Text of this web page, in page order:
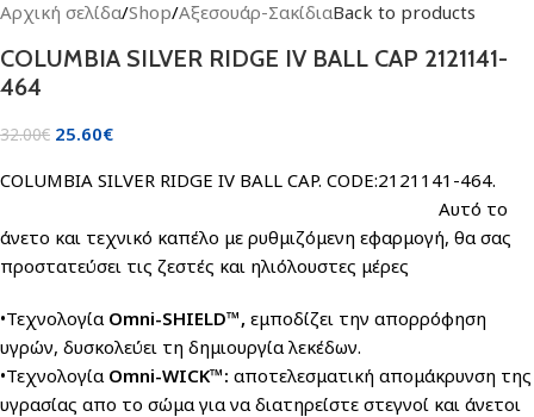
Αρχική σελίδα/Shop/Αξεσουάρ-ΣακίδιαBack to products
COLUMBIA SILVER RIDGE IV BALL CAP 2121141-
464
32.00€ 25.60€
COLUMBIA SILVER RIDGE IV BALL CAP. CODE:2121141-464.
Αυτό το
άνετο και τεχνικό καπέλο με ρυθμιζόμενη εφαρμογή, θα σας
προστατεύσει τις ζεστές και ηλιόλουστες μέρες
•Τεχνολογία Omni-SHIELD™, εμποδίζει την απορρόφηση
υγρών, δυσκολεύει τη δημιουργία λεκέδων.
•Τεχνολογία Omni-WICK™: αποτελεσματική απομάκρυνση της
υγρασίας απο το σώμα για να διατηρείστε στεγνοί και άνετοι